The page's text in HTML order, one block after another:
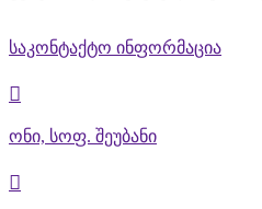
საკონტაქტო ინფორმაცია

ონი, სოფ. შეუბანი
